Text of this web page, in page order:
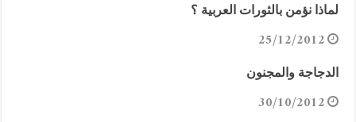
لماذا نؤمن بالثورات العربية ؟
25/12/2012
الدجاجة والمجنون
30/10/2012